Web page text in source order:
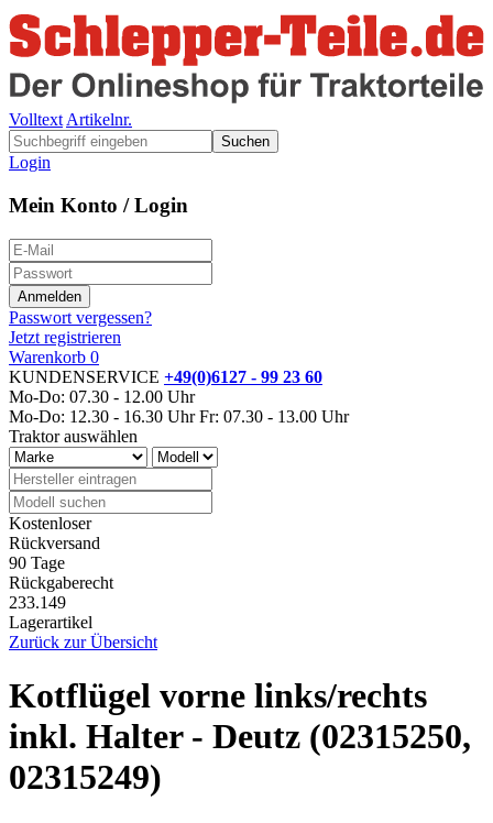
Volltext Artikelnr.
Suchen
Login
Mein Konto / Login
Passwort vergessen?
Jetzt registrieren
Warenkorb 0
KUNDENSERVICE +49(0)6127 - 99 23 60
Mo-Do: 07.30 - 12.00 Uhr
Mo-Do: 12.30 - 16.30 Uhr Fr: 07.30 - 13.00 Uhr
Traktor auswählen
Kostenloser
Rückversand
90 Tage
Rückgaberecht
233.149
Lagerartikel
Zurück zur Übersicht
Kotflügel vorne links/rechts
inkl. Halter - Deutz (02315250,
02315249)